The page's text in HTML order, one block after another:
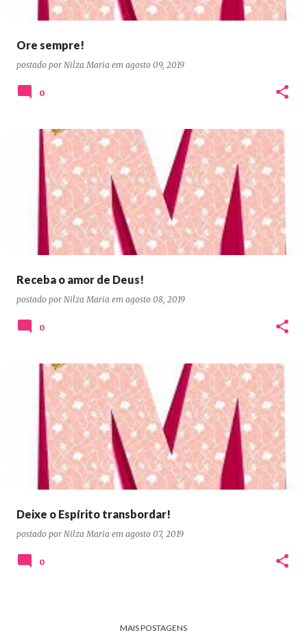
Ore sempre!
postado por Nilza Maria em agosto 09, 2019
0
Receba o amor de Deus!
postado por Nilza Maria em agosto 08, 2019
0
Deixe o Espírito transbordar!
postado por Nilza Maria em agosto 07, 2019
0
MAIS POSTAGENS